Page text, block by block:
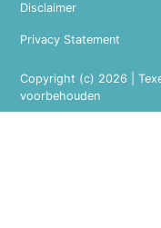
Copyright (c) 2026 |
voorbehouden
Disclaimer
Privacy Statement